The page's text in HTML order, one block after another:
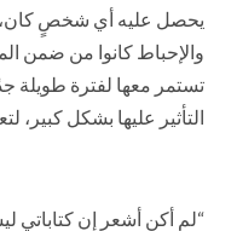
يحصل عليه أي شخصٍ
والإحباط كانوا من ضمن
تستمر معها لفترة طويلة
التأثير عليها بشكل كبير،
“لم أكن أشعر إن كتاباتي